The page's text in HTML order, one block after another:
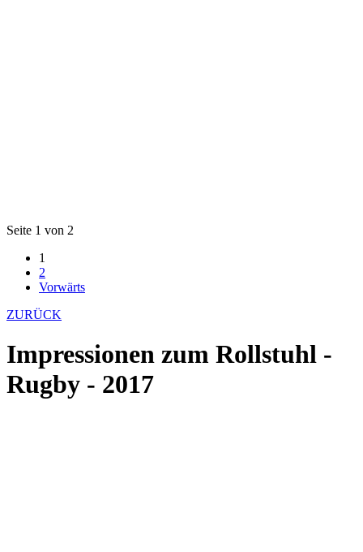
Seite 1 von 2
1
2
Vorwärts
ZURÜCK
Impressionen zum Rollstuhl -
Rugby - 2017